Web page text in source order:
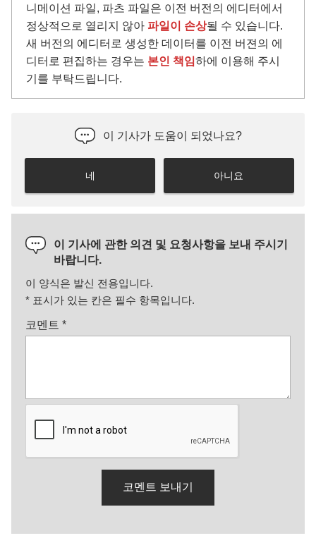
니메이션 파일, 파츠 파일은 이전 버전의 에디터에서
정상적으로 열리지 않아 파일이 손상될 수 있습니다.
새 버전의 에디터로 생성한 데이터를 이전 버젼의 에
디터로 편집하는 경우는 본인 책임하에 이용해 주시
기를 부탁드립니다.
이 기사가 도움이 되었나요?
네 아니요
이 기사에 관한 의견 및 요청사항을 보내 주시기
바랍니다.
이 양식은 발신 전용입니다.
* 표시가 있는 칸은 필수 항목입니다.
코멘트 *